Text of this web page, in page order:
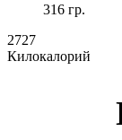
316 гр.
2727
Килокалорий